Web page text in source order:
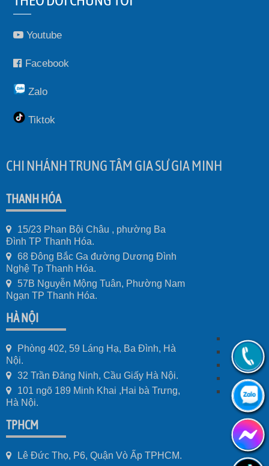
Youtube
Facebook
Zalo
Tiktok
CHI NHÁNH TRUNG TÂM GIA SƯ GIA MINH
THANH HÓA
15/23 Phan Bội Châu , phường Ba
Đình TP Thanh Hóa.
68 Đông Bắc Ga đường Dương Đình
Nghệ Tp Thanh Hóa.
57B Nguyễn Mộng Tuân, Phường Nam
Ngạn TP Thanh Hóa.
HÀ NỘI
Phòng 402, 59 Láng Hạ, Ba Đình, Hà
Nội.
32 Trần Đăng Ninh, Cầu Giấy Hà Nội.
101 ngõ 189 Minh Khai ,Hai bà Trưng,
Hà Nội.
TPHCM
Lê Đức Thọ, P6, Quận Vò Ấp TPHCM.